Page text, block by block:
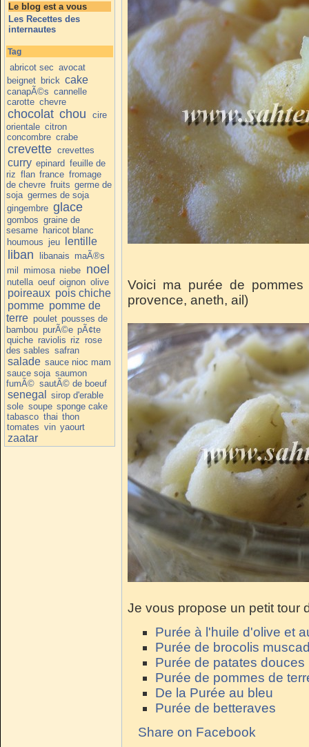
Le blog est a vous
Les Recettes des
internautes
Tag
abricot sec avocat
beignet brick cake
canapÃ©s cannelle
carotte chevre
chocolat chou
cire
orientale citron
concombre crabe
crevette crevettes
curry epinard feuille de
riz flan france fromage
de chevre fruits germe de
soja germes de soja
gingembre glace
gombos graine de
sesame haricot blanc
houmous jeu lentille
liban libanais maÃ®s
mil mimosa niebe noel
nutella oeuf oignon olive
poireaux pois chiche
pomme pomme de
terre poulet pousses de
bambou purÃ©e pÃ¢te
quiche raviolis riz rose
des sables safran
salade sauce nioc mam
sauce soja saumon
fumÃ© sautÃ© de boeuf
senegal
sirop d'erable
sole soupe sponge cake
tabasco thai thon
tomates vin yaourt
zaatar
Voici ma purée de
provence, aneth, ail)
Je vous propose un petit tour
Purée à l'huile d'olive et
Purée de brocolis
Purée de patates douces
Purée de pommes de
De la Purée au bleu
Purée de betteraves
Share on Facebook